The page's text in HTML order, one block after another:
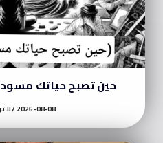
حين تصبح حياتك
2026-08-08 لا